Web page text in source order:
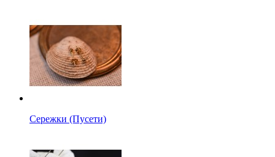
Сережки (Пусети)